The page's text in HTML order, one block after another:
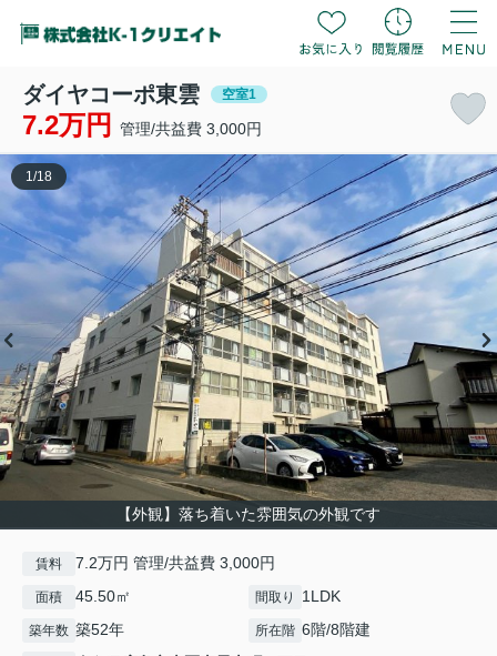
ダイヤコーポ東雲 空室1
7.2万円 管理/共益費 3,000円
【外観】落ち着いた雰囲気の外観です
1 /18
賃料 7.2万円 管理/共益費 3,000円
面積 45.50㎡ 間取り 1LDK
築年数 築52年 所在階 6階/8階建